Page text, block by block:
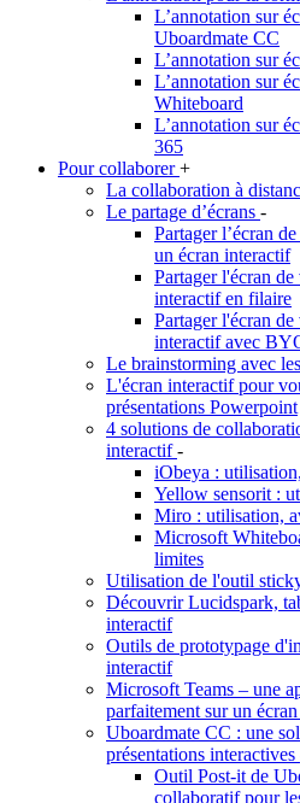
L’annotation sur
Uboardmate CC
L’annotation sur
L’annotation sur
Whiteboard
L’annotation sur
365
Pour collaborer+
La collaboration à
Le partage d’écrans -
Partager l’écran
un écran interactif
Partager l'écran
interactif en filaire
Partager l'écran
interactif avec
Le brainstorming avec
L'écran interactif pour
présentations Powerpoint
4 solutions de
interactif-
iObeya :
Yellow sensorit :
Miro : utilisation,
Microsoft
limites
Utilisation de l'outil
Découvrir Lucidspark,
interactif
Outils de prototypage
interactif
Microsoft Teams – une
parfaitement sur un
Uboardmate CC : une
présentations interactives
Outil Post-it de
collaboratif pour